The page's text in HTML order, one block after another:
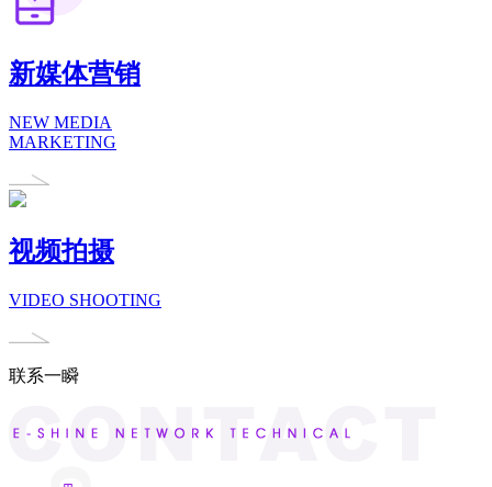
新媒体营销
NEW MEDIA
MARKETING
视频拍摄
VIDEO SHOOTING
联系一瞬